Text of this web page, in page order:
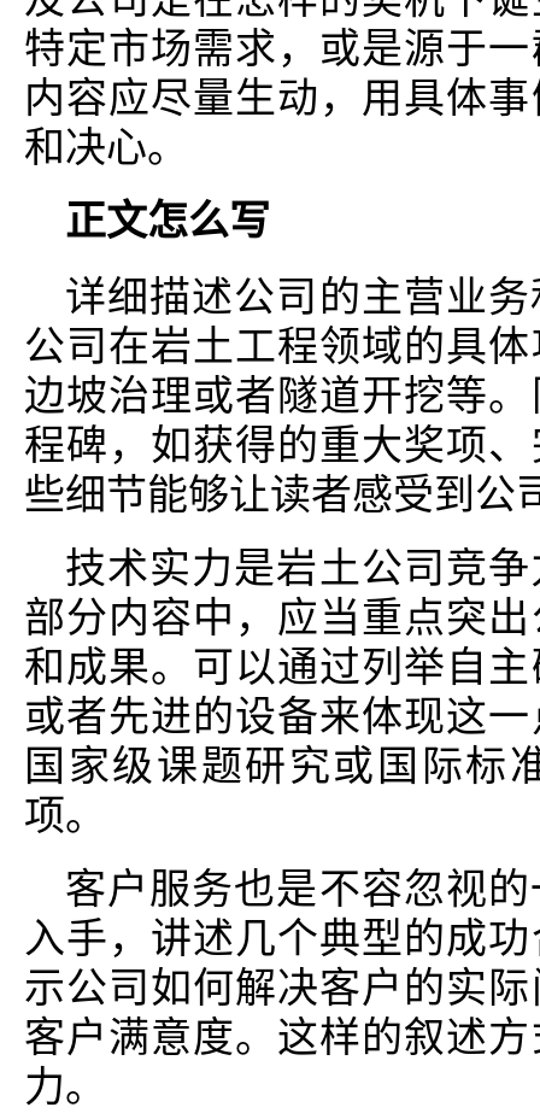
特定市场需求，或是源于
内容应尽量生动，用具体
和决心。
正文怎么写
详细描述公司的主营业
公司在岩土工程领域的具
边坡治理或者隧道开挖等
程碑，如获得的重大奖项
些细节能够让读者感受到公
技术实力是岩土公司竞
部分内容中，应当重点突
和成果。可以通过列举自
或者先进的设备来体现这
国家级课题研究或国际标
项。
客户服务也是不容忽视
入手，讲述几个典型的成
示公司如何解决客户的实
客户满意度。这样的叙述
力。